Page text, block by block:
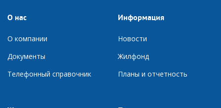
О нас
О компании
Документы
Телефонный справочник
Информация
Новости
Жилфонд
Планы и отчетность